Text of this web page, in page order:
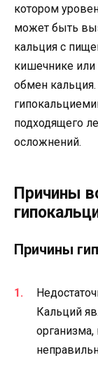
котором
может быть
кальция с
кишечнике или
обмен
подходящего
осложнений.
Причины
Причины
Кальций